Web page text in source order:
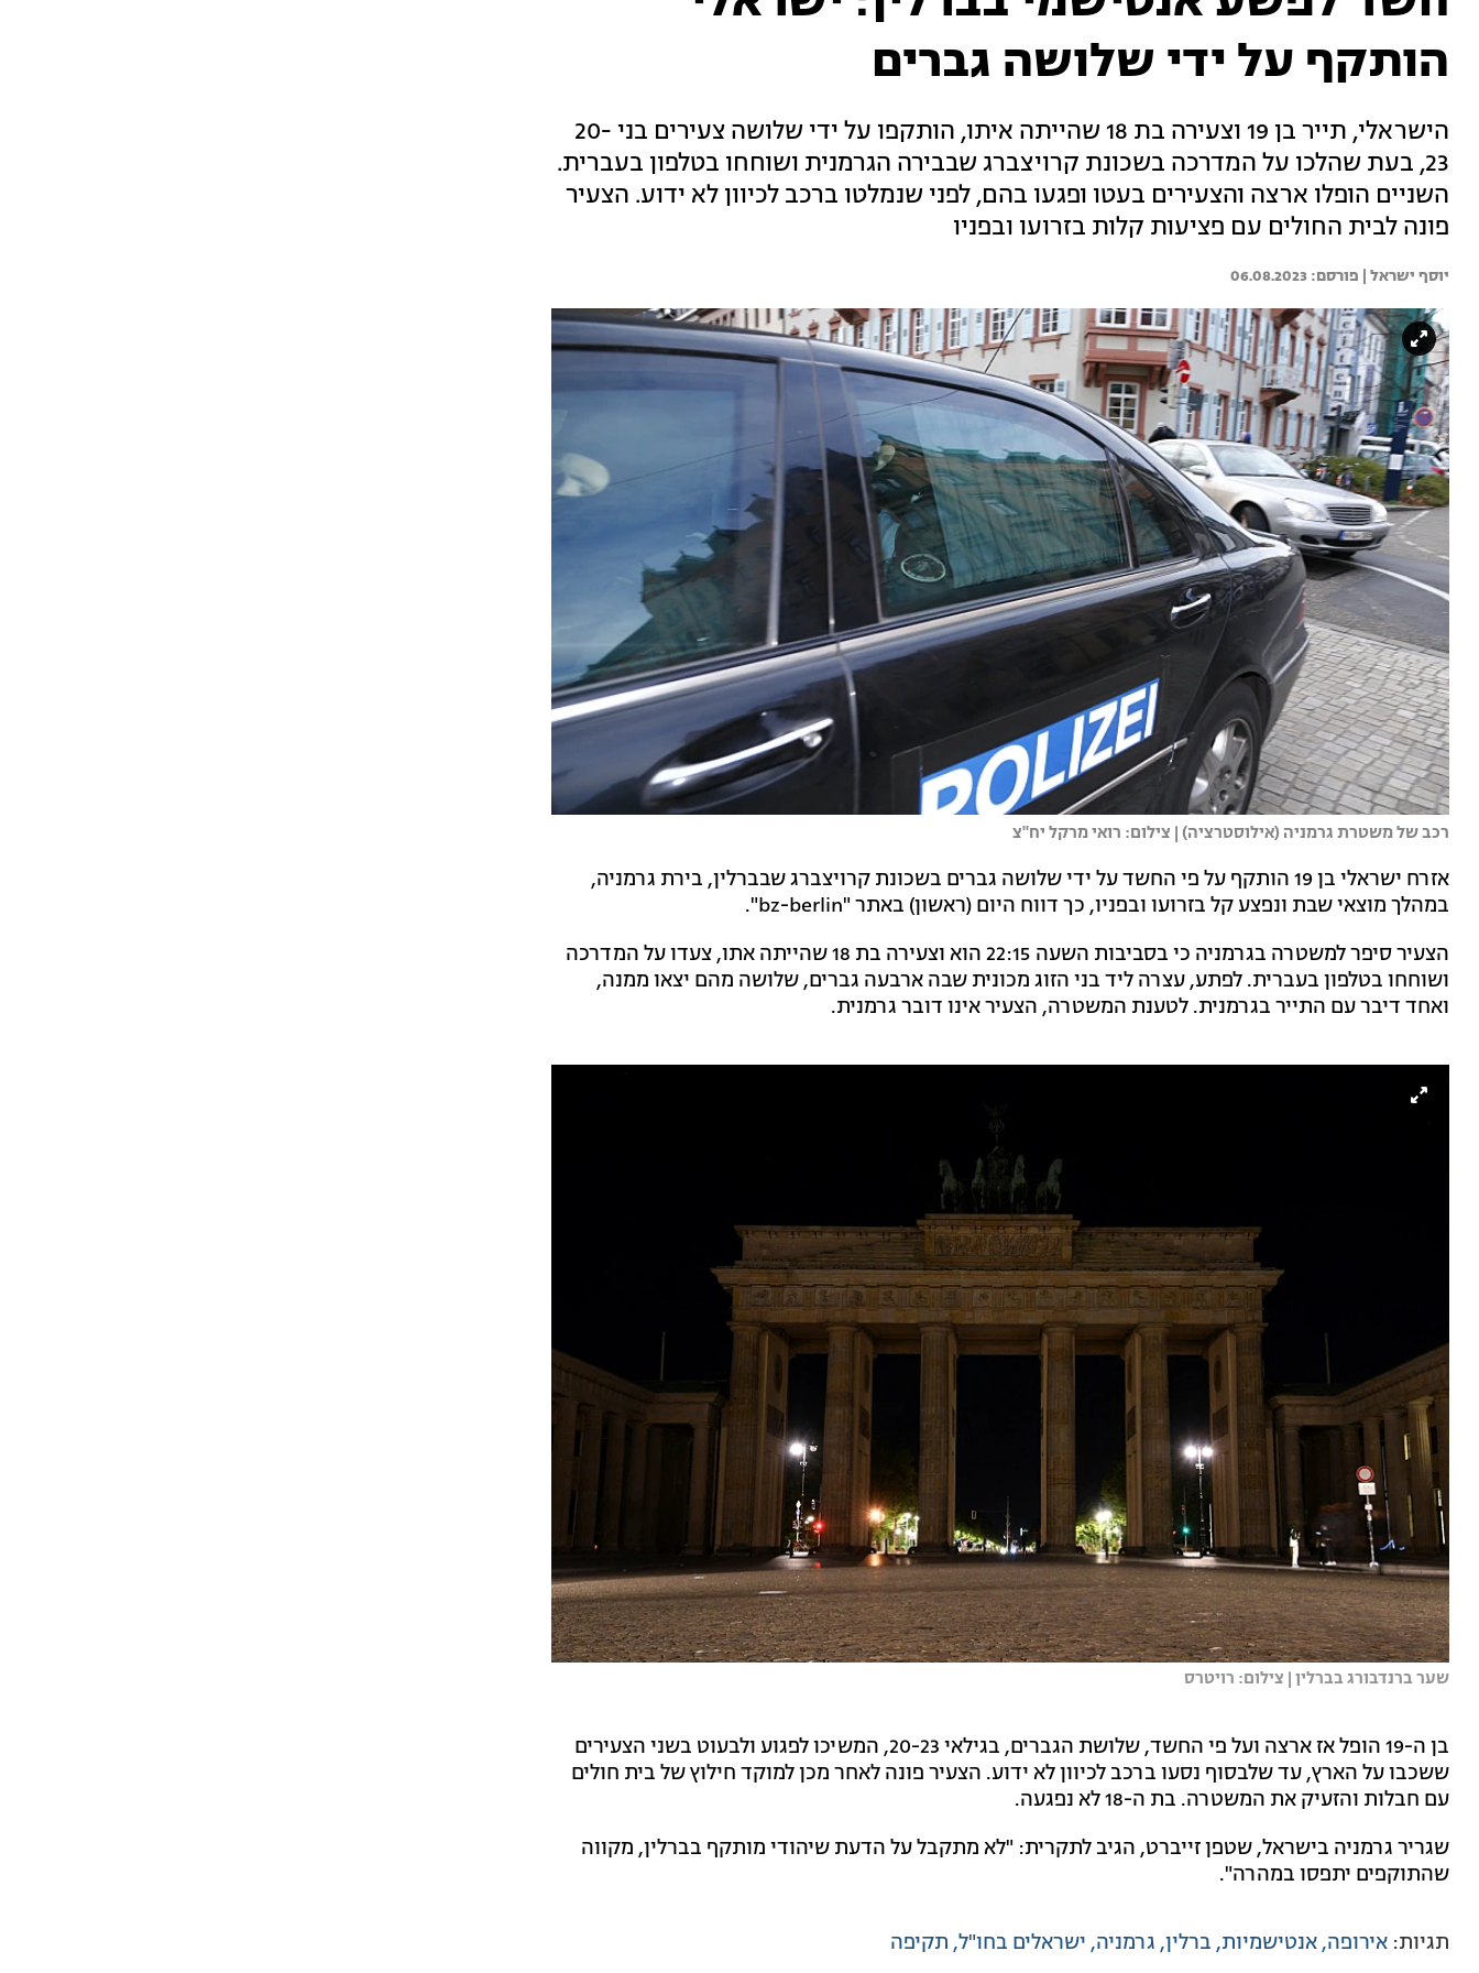
הותקף על ידי שלושה גברים
הישראלי, תייר בן 19 וצעירה בת 18 שהייתה איתו, הותקפו על ידי שלושה צעירים בני 20-
23, בעת שהלכו על המדרכה בשכונת קרויצברג שבבירה הגרמנית ושוחחו בטלפון בעברית.
השניים הופלו ארצה והצעירים בעטו ופגעו בהם, לפני שנמלטו ברכב לכיוון לא ידוע. הצעיר
פונה לבית החולים עם פציעות קלות בזרועו ובפניו
יוסף ישראל | 06.08.2023
רכב של משטרת גרמניה (אילוסטרציה) | צילום: רואי מרקל יח"צ
אזרח ישראלי בן 19 הותקף על פי החשד על ידי שלושה גברים בשכונת קרויצברג שבברלין, בירת גרמניה,
במהלך מוצאי שבת ונפצע קל בזרועו ובפניו, כך דווח היום (ראשון) באתר "bz-berlin".
הצעיר סיפר למשטרה בגרמניה כי בסביבות השעה 22:15 הוא וצעירה בת 18 שהייתה אתו, צעדו על המדרכה
ושוחחו בטלפון בעברית. לפתע, עצרה ליד בני הזוג מכונית שבה ארבעה גברים, שלושה מהם יצאו ממנה,
ואחד דיבר עם התייר בגרמנית. לטענת המשטרה, הצעיר אינו דובר גרמנית.
שער ברנדבורג בברלין | צילום: רויטרס
בן ה-19 הופל אז ארצה ועל פי החשד, שלושת הגברים, בגילאי 20-23, המשיכו לפגוע ולבעוט בשני הצעירים
ששכבו על הארץ, עד שלבסוף נסעו ברכב לכיוון לא ידוע. הצעיר פונה לאחר מכן למוקד חילוץ של בית חולים
עם חבלות והזעיק את המשטרה. בת ה-18 לא נפגעה.
שגריר גרמניה בישראל, שטפן זייברט, הגיב לתקרית: "לא מתקבל על הדעת שיהודי מותקף בברלין, מקווה
שהתוקפים יתפסו במהרה".
תגיות: אירופה אנטישמיות ברלין גרמניה ישראלים בחו"ל תקיפה